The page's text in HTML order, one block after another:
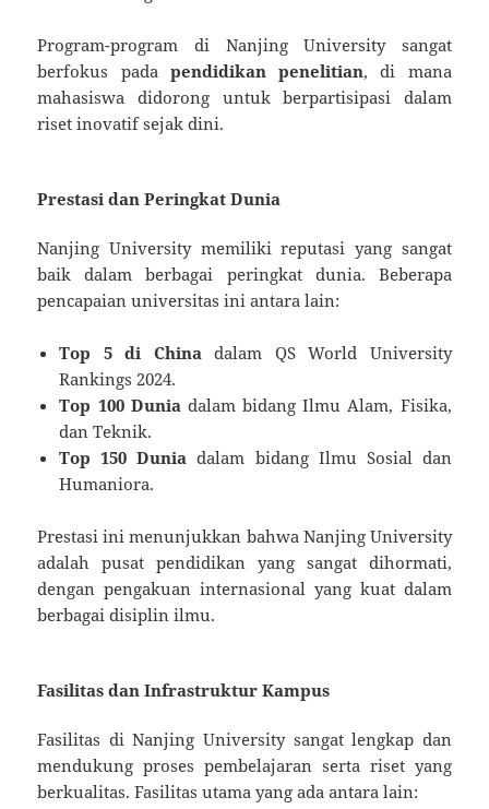
Program-program di Nanjing University sangat
berfokus pada pendidikan penelitian, di mana
mahasiswa didorong untuk berpartisipasi dalam
riset inovatif sejak dini.
Prestasi dan Peringkat Dunia
Nanjing University memiliki reputasi yang sangat
baik dalam berbagai peringkat dunia. Beberapa
pencapaian universitas ini antara lain:
Top 5 di China dalam QS World University
Rankings 2024.
Top 100 Dunia dalam bidang Ilmu Alam, Fisika,
dan Teknik.
Top 150 Dunia dalam bidang Ilmu Sosial dan
Humaniora.
Prestasi ini menunjukkan bahwa Nanjing University
adalah pusat pendidikan yang sangat dihormati,
dengan pengakuan internasional yang kuat dalam
berbagai disiplin ilmu.
Fasilitas dan Infrastruktur Kampus
Fasilitas di Nanjing University sangat lengkap dan
mendukung proses pembelajaran serta riset yang
berkualitas. Fasilitas utama yang ada antara lain: